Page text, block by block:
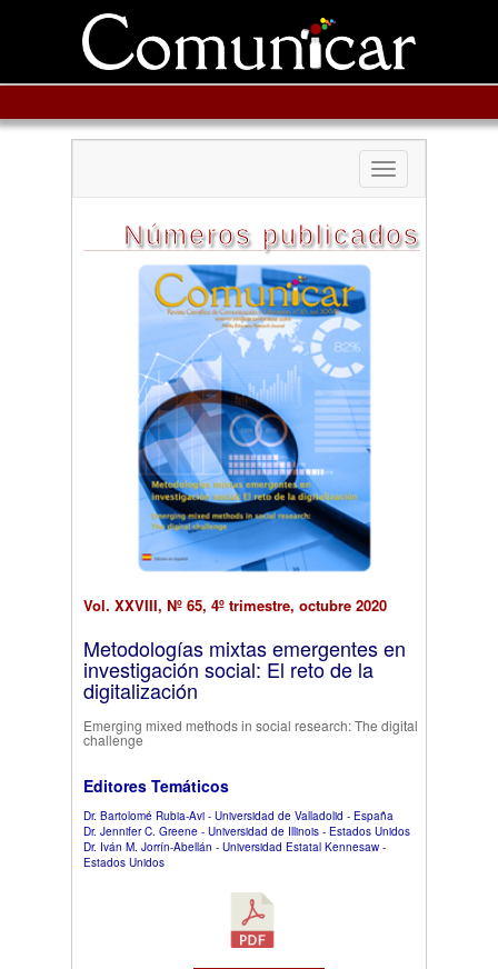
Toggle
navigation
Números publicados
Vol. XXVIII, Nº 65, 4º trimestre, octubre 2020
Metodologías mixtas emergentes en
investigación social: El reto de la
digitalización
Emerging mixed methods in social research: The digital
challenge
Editores Temáticos
Dr. Bartolomé Rubia-Avi - Universidad de Valladolid - España
Dr. Jennifer C. Greene - Universidad de Illinois - Estados Unidos
Dr. Iván M. Jorrín-Abellán - Universidad Estatal Kennesaw -
Estados Unidos